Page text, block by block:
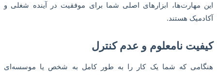
این مهارت‌ها، ابزارهای اصلی شما برای موفقیت در آینده شغلی و
آکادمیک هستند.
کیفیت نامعلوم و عدم کنترل
هنگامی که شما یک کار را به طور کامل به شخص یا موسسه‌ای